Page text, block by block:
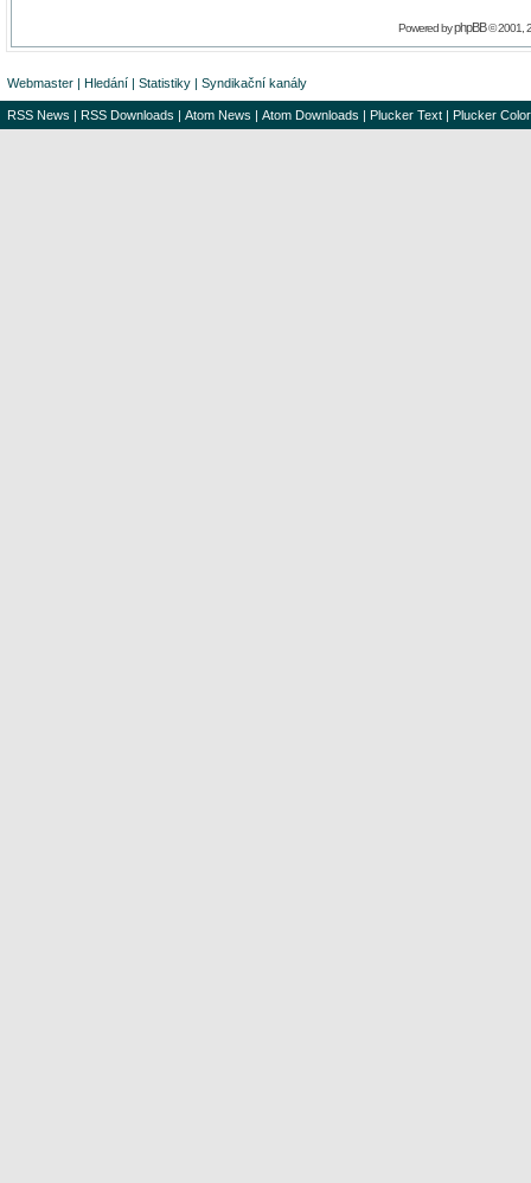
Powered byphpBB© 2001,
Webmaster | Hledání | Statistiky | Syndikační kanály
RSS News | RSS Downloads | Atom News | Atom Downloads | Plucker Text | Plucker Color